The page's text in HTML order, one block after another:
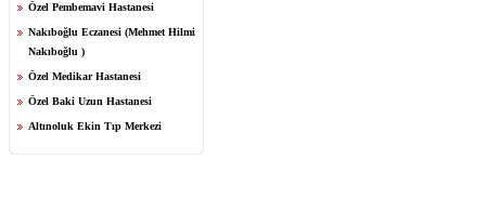
Özel Pembemavi Hastanesi
Nakıboğlu Eczanesi (Mehmet Hilmi
Nakıboğlu )
Özel Medikar Hastanesi
Özel Baki Uzun Hastanesi
Altınoluk Ekin Tıp Merkezi